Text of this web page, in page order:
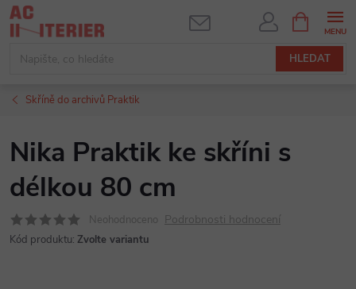
Přejít
na
HLEDAT
NÁKUPNÍ
KOŠÍK
Skříně do archivů Praktik
Nika Praktik ke skříni s
délkou 80 cm
Neohodnoceno Podrobnosti hodnocení
Kód produktu: Zvolte variantu